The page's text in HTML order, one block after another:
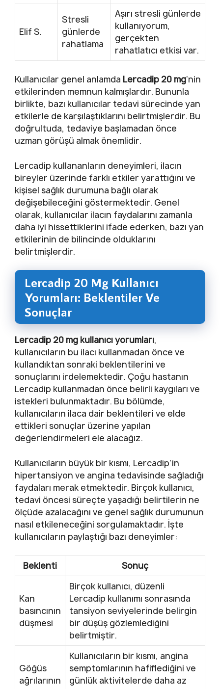
Elif S.
Stresli
günlerde
rahatlama
Aşırı stresli günlerde
kullanıyorum,
gerçekten
rahatlatıcı etkisi var.
Kullanıcılar genel anlamda Lercadip 20 mg‘nin
etkilerinden memnun kalmışlardır. Bununla
birlikte, bazı kullanıcılar tedavi sürecinde yan
etkilerle de karşılaştıklarını belirtmişlerdir. Bu
doğrultuda, tedaviye başlamadan önce
uzman görüşü almak önemlidir.
Lercadip kullananların deneyimleri, ilacın
bireyler üzerinde farklı etkiler yarattığını ve
kişisel sağlık durumuna bağlı olarak
değişebileceğini göstermektedir. Genel
olarak, kullanıcılar ilacın faydalarını zamanla
daha iyi hissettiklerini ifade ederken, bazı yan
etkilerinin de bilincinde olduklarını
belirtmişlerdir.
Lercadip 20 Mg Kullanıcı
Yorumları: Beklentiler Ve
Sonuçlar
Lercadip 20 mg kullanıcı yorumları,
kullanıcıların bu ilacı kullanmadan önce ve
kullandıktan sonraki beklentilerini ve
sonuçlarını irdelemektedir. Çoğu hastanın
Lercadip kullanmadan önce belirli kaygıları ve
istekleri bulunmaktadır. Bu bölümde,
kullanıcıların ilaca dair beklentileri ve elde
ettikleri sonuçlar üzerine yapılan
değerlendirmeleri ele alacağız.
Kullanıcıların büyük bir kısmı, Lercadip’in
hipertansiyon ve angina tedavisinde sağladığı
faydaları merak etmektedir. Birçok kullanıcı,
tedavi öncesi süreçte yaşadığı belirtilerin ne
ölçüde azalacağını ve genel sağlık durumunun
nasıl etkileneceğini sorgulamaktadır. İşte
kullanıcıların paylaştığı bazı deneyimler:
Beklenti Sonuç
Kan
basıncının
düşmesi
Birçok kullanıcı, düzenli
Lercadip kullanımı sonrasında
tansiyon seviyelerinde belirgin
bir düşüş gözlemlediğini
belirtmiştir.
Göğüs
ağrılarının
Kullanıcıların bir kısmı, angina
semptomlarının hafiflediğini ve
günlük aktivitelerde daha az